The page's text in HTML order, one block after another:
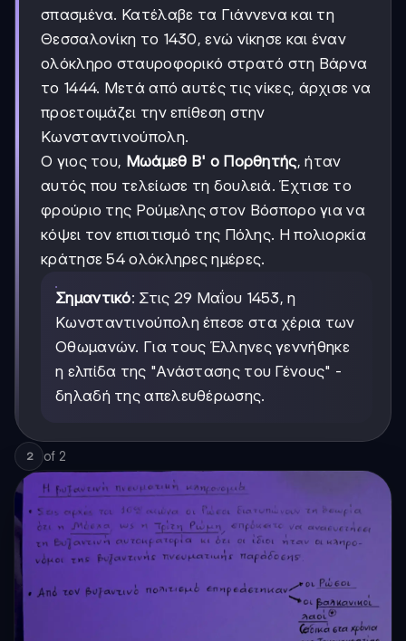
σπασμένα. Κατέλαβε τα Γιάννενα και τη
Θεσσαλονίκη το 1430, ενώ νίκησε και έναν
ολόκληρο σταυροφορικό στρατό στη Βάρνα
το 1444. Μετά από αυτές τις νίκες, άρχισε να
προετοιμάζει την επίθεση στην
Κωνσταντινούπολη.
Ο γιος του, Μωάμεθ Β' ο Πορθητής, ήταν
αυτός που τελείωσε τη δουλειά. Έχτισε το
φρούριο της Ρούμελης στον Βόσπορο για να
κόψει τον επισιτισμό της Πόλης. Η πολιορκία
κράτησε 54 ολόκληρες ημέρες.
Σημαντικό: Στις 29 Μαΐου 1453, η
Κωνσταντινούπολη έπεσε στα χέρια των
Οθωμανών. Για τους Έλληνες γεννήθηκε
η ελπίδα της "Ανάστασης του Γένους" -
δηλαδή της απελευθέρωσης.
2 of 2